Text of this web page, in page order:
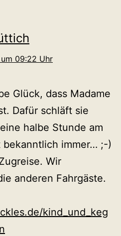
09:22 Uhr
Glück, dass Madame
Dafür schläft sie
halbe Stunde am
bekanntlich immer… ;-)
Wir
anderen Fahrgäste.
kind_und_keg